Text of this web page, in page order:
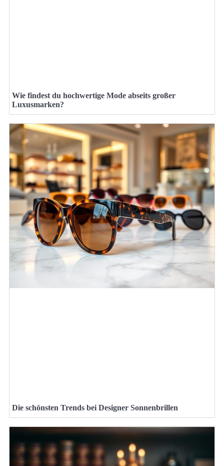
Wie findest du hochwertige Mode abseits großer
Luxusmarken?
Die schönsten Trends bei Designer Sonnenbrillen